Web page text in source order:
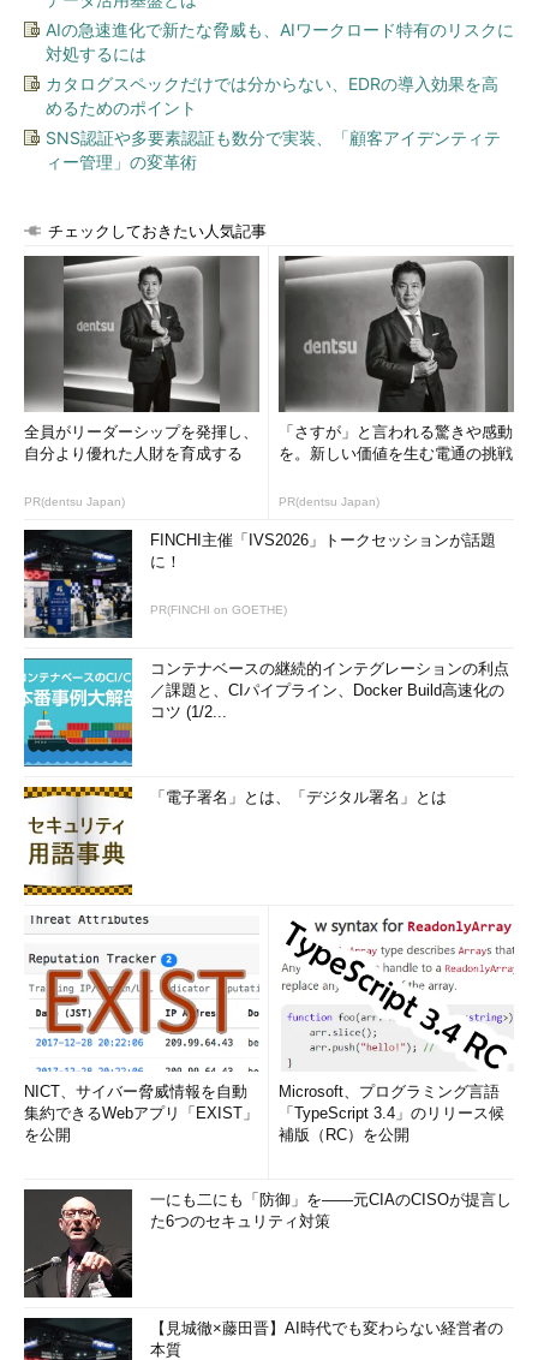
手順2――エクスポートしたXMLファイルをインポートする
フィルタの設定をエクスポートしたら、複製先のGmailアカウ
ントでログインし直してからGmailの画面を開き、エクスポート
時と同じ手順で設定画面を呼び出す。
インポート先のGmailの設定画面を開く
［フィルタとブロック中のアドレス ］タブを選んだら、下にス
クロールして［
フィルタをインポート
と、すぐ下に「
そこで［ファイルを選択
トしておいたmailFilters.xmlを指定し、［ファイルを開く］ボタ
ンをクリックする（この時点では、まだmailFilters.xml内のフィ
ルタ設定は実際には反映されない）。
Gmailにフィルタをインポートする（1/4）
タ一覧が「
フィルタをインポート」枠に表示されるので、必要な
フィルタのみ左端のチェックボックスにチェックを入れること。
既存のメールを新たなフィルタのルールで振り分けたい場合
クスをオンにする。
AIの急速進化で新たな脅威も、AIワークロード特有のリスクに
対処するには
カタログスペックだけでは分からない、EDRの導入効果を高
めるためのポイント
SNS認証や多要素認証も数分で実装、「顧客アイデンティテ
ィー管理」の変革術
チェックしておきたい人気記事
全員がリーダーシップを発揮し、
自分より優れた人財を育成する
PR(dentsu Japan)
「さすが」と言われる驚きや感動
を。新しい価値を生む電通の挑戦
PR(dentsu Japan)
FINCHI主催「IVS2026」トークセッションが話題
に！
PR(FINCHI on GOETHE)
コンテナベースの継続的インテグレーションの利点
／課題と、CIパイプライン、Docker Build高速化の
コツ (1/2...
「電子署名」とは、「デジタル署名」とは
NICT、サイバー脅威情報を自動
集約できるWebアプリ「EXIST」
を公開
Microsoft、プログラミング言語
「TypeScript 3.4」のリリース候
補版（RC）を公開
一にも二にも「防御」を――元CIAのCISOが提言し
た6つのセキュリティ対策
【見城徹×藤田晋】AI時代でも変わらない経営者の
本質